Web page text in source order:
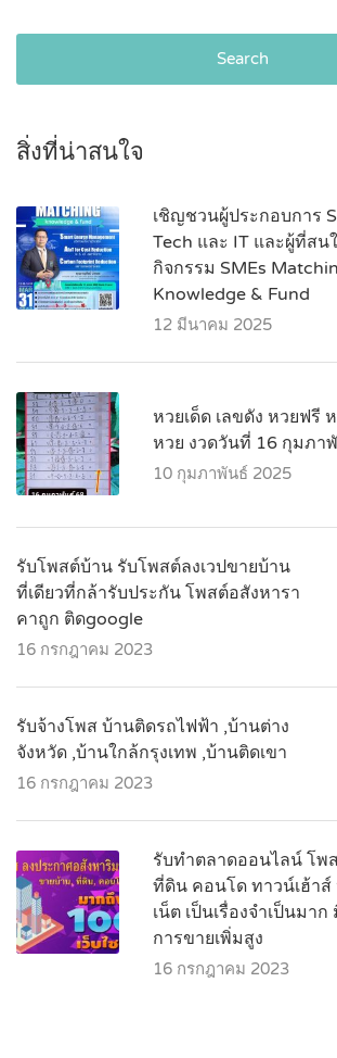
Search
สิ่งที่น่าสนใจ
เชิญชวนผู้ประกอบการ
Tech และ IT และผู้ที่สน
กิจกรรม SMEs
Knowledge & Fund
12 มีนาคม 2025
หวยเด็ด เลขดัง หวยฟรี
หวย งวดวันที่ 16 กุมภา
10 กุมภาพันธ์ 2025
รับโพสต์บ้าน รับโพสต์ลงเวปขายบ้าน
ที่เดียวที่กล้ารับประกัน โพสต์อสังหารา
คาถูก ติดgoogle
16 กรกฎาคม 2023
รับจ้างโพส บ้านติดรถไฟฟ้า ,บ้านต่าง
จังหวัด ,บ้านใกล้กรุงเทพ ,บ้านติดเขา
16 กรกฎาคม 2023
รับทำตลาดออนไลน์ โพ
ที่ดิน คอนโด ทาวน์เฮ้า
เน็ต เป็นเรื่องจำเป็นมาก
การขายเพิ่มสูง
16 กรกฎาคม 2023